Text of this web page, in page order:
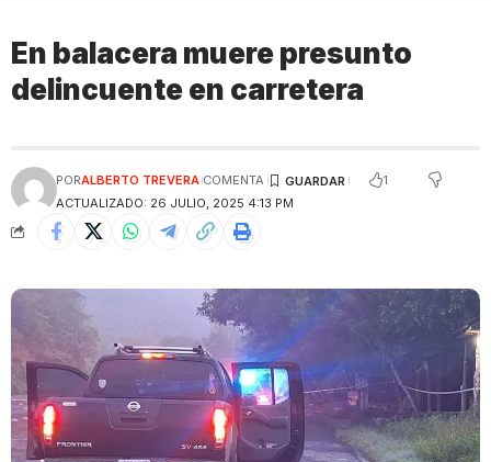
En balacera muere presunto
delincuente en carretera
ACTUALIZADO: 26 JULIO, 2025 4:13 PM
PORALBERTO TREVERA COMENTA 1